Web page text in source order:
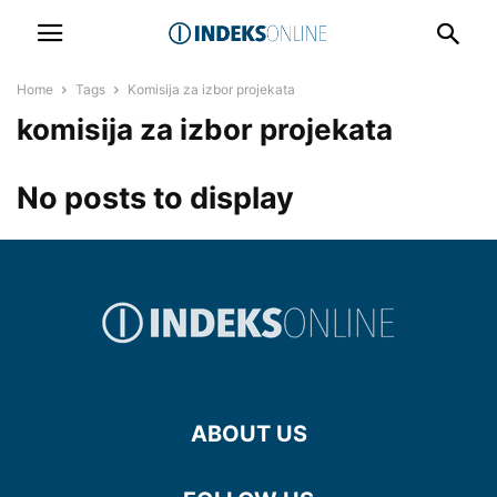
Home Tags Komisija za izbor projekata
komisija za izbor projekata
No posts to display
ABOUT US